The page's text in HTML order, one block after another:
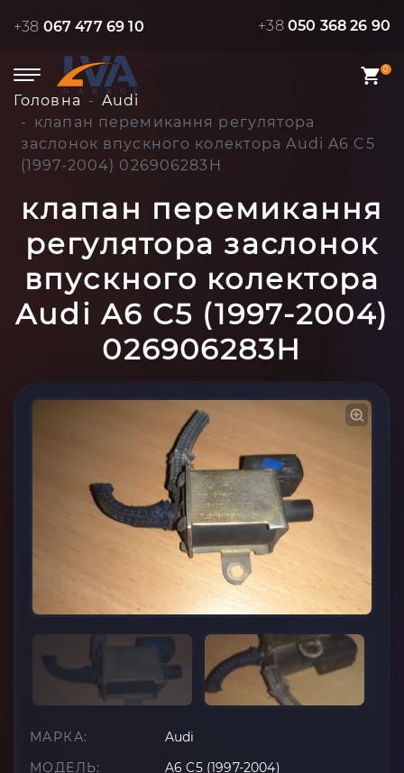
+38 067 477 69 10 +38 050 368 26 90
0
Головна
Audi
клапан перемикання регулятора
заслонок впускного колектора Audi A6 C5
(1997-2004) 026906283H
клапан перемикання
регулятора заслонок
впускного колектора
Audi A6 C5 (1997-2004)
026906283H
МАРКА:
Audi
МОДЕЛЬ:
A6 C5 (1997-2004)